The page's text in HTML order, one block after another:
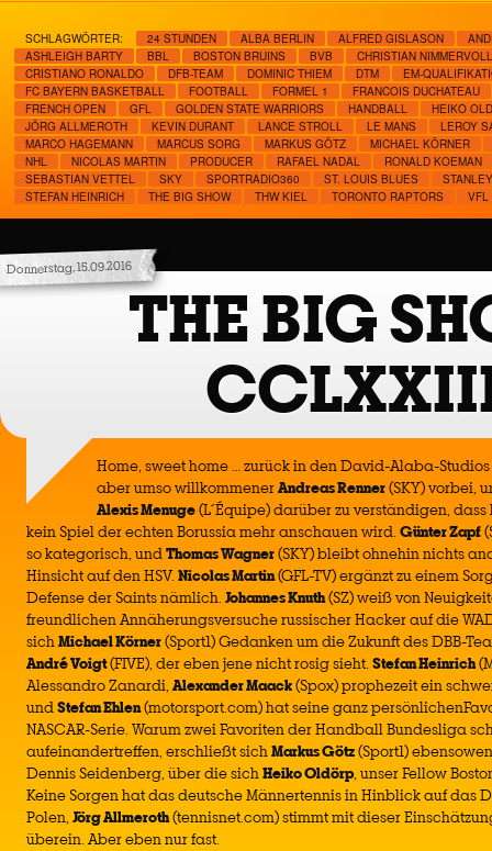
SCHLAGWÖRTER: 24 STUNDEN ALBA BERLIN ALFRED GISLASON
ASHLEIGH BARTY
BBL BOSTON BRUINS BVB
CHRISTIAN NIMMERVOLL
CRISTIANO RONALDO
DFB-TEAM DOMINIC THIEM DTM
EM-
FC BAYERN BASKETBALL
FOOTBALL FORMEL 1
FRANCOIS DUCHATEAU
FRENCH OPEN
GFL GOLDEN STATE WARRIORS HANDBALL
HEIKO
JÖRG ALLMEROTH
KEVIN DURANT LANCE STROLL LE MANS
LEROY
MARCO HAGEMANN
MARCUS SORG MARKUS GÖTZ
MICHAEL KÖRNER
NHL
NICOLAS MARTIN PRODUCER RAFAEL NADAL
RONALD KOEMAN
SEBASTIAN VETTEL
SKY SPORTRADIO360 ST. LOUIS BLUES
STEFAN HEINRICH
THE BIG SHOW THW KIEL TORONTO RAPTORS VFL
Donnerstag, 15.09.2016
THE BIG
Home, sweet home … zurück in den David-Alaba-
aber umso willkommenerAndreas Renner(SKY) vorbei,
Alexis Menuge(L´Équipe) darüber zu verständigen,
kein Spiel der echten Borussia mehr anschauen wird.Günter Zapf
so kategorisch, undThomas Wagner(SKY) bleibt ohnehin nichts
Hinsicht auf den HSV.Nicolas Martin(GFL-TV) ergänzt zu einem
Defense der Saints nämlich.Johannes Knuth(SZ) weiß von
freundlichen Annäherungsversuche russischer Hacker auf die
sichMichael Körner(Sport1) Gedanken um die Zukunft des DBB-
André Voigt(FIVE), der eben jene nicht rosig sieht.Stefan Heinrich
Alessandro Zanardi, Alexander Maack(Spox) prophezeit ein
undStefan Ehlen(motorsport.com) hat seine ganz
NASCAR-Serie. Warum zwei Favoriten der Handball Bundesliga
aufeinandertreffen, erschließt sichMarkus Götz(Sport1)
Dennis Seidenberg, über die sichHeiko Oldörp, unser Fellow
Keine Sorgen hat das deutsche Männertennis in Hinblick auf das
Polen, Jörg Allmeroth(tennisnet.com) stimmt mit dieser
überein. Aber eben nur fast.